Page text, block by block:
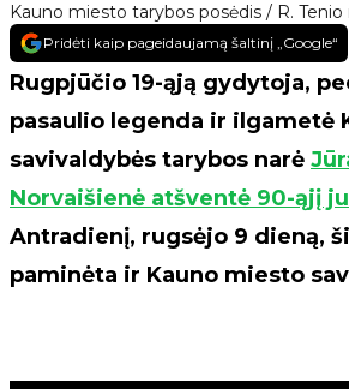
Kauno miesto tarybos posėdis / R. Tenio
Pridėti kaip pageidaujamą šaltinį „Google“
Rugpjūčio 19-ąją gydytoja,
pasaulio legenda ir ilgametė
savivaldybės tarybos narė
Norvaišienė atšventė 90-ąjį
Antradienį, rugsėjo 9 dieną,
paminėta ir Kauno miesto